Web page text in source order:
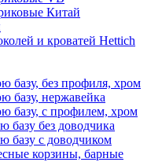
Китай
и кроватей Hettich
базу, без профиля, хром
базу, нержавейка
базу, с профилем, хром
без доводчика
с доводчиком
корзины, барные